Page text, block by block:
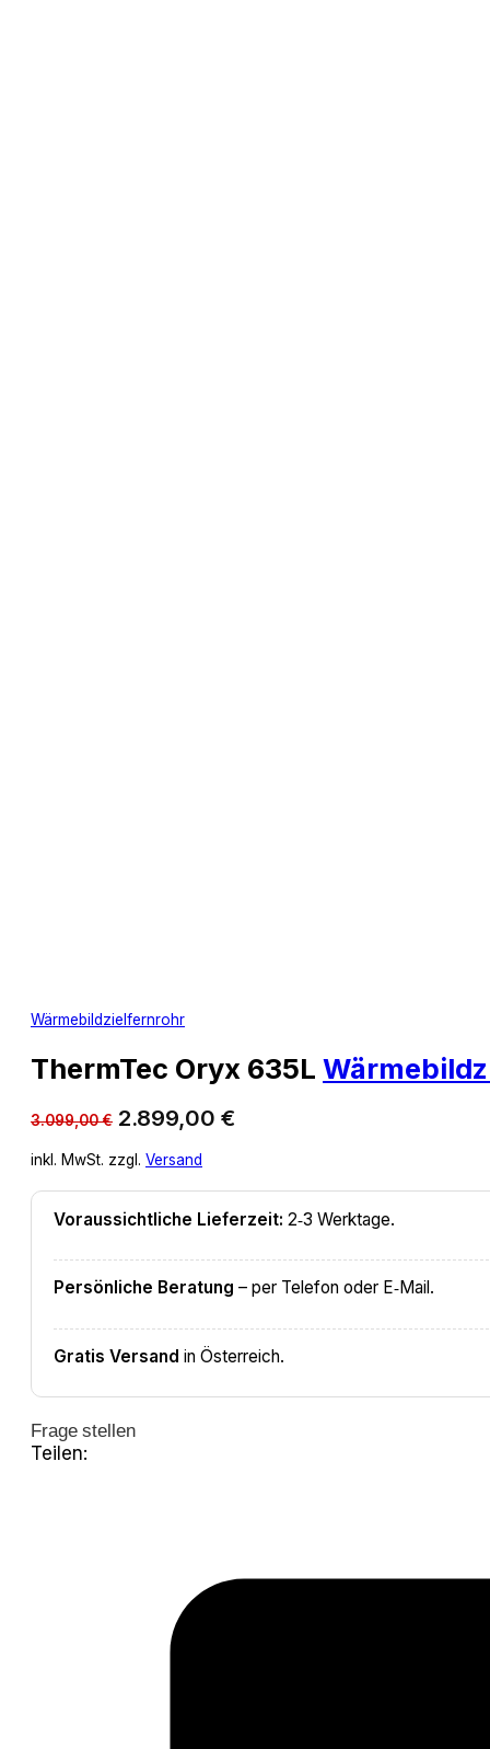
Wärmebildzielfernrohr
ThermTec Oryx 635L
3.099,00€ Ursprünglicher
war:
2.899,00 €
inkl. MwSt. zzgl. Versand
Voraussichtliche Lieferzeit: 2‑3 Werktage.
Persönliche Beratung – per Telefon oder E‑Mail.
Gratis Versand in Österreich.
Frage stellen
Teilen: